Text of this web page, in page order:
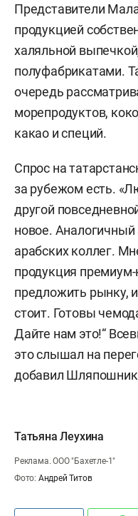
Представители
продукцией
халяльной
полуфабрикатами.
очередь
морепродуктов,
какао и специй.
Спрос на
за рубежом есть.
другой
новое.
арабских коллег.
продукция
предложить рынку,
стоит. Готовы
Дайте нам это!“
это слышал на
добавил
Татьяна Леухина
Реклама. ООО "Бахетле-1"
Фото: Андрей Титов